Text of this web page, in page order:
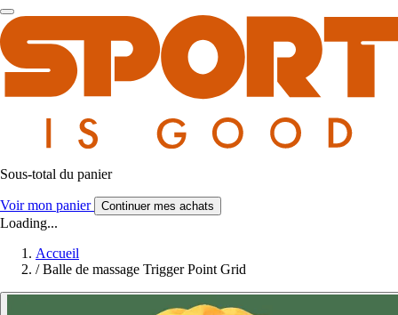
Sous-total du panier
Voir mon panier Continuer mes achats
Loading...
Accueil
/ Balle de massage Trigger Point Grid